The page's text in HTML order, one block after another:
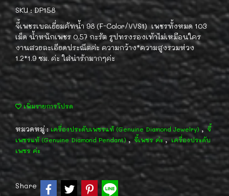
SKU : DP158
จี้เพชรเบลเยี่ยมคัทน้ำ 98 (F-Color/VVS1) เพชรทั้งหมด 103
เม็ด น้ำหนักเพชร 0.57 กะรัต รูปทรงรองเท้าไม่เหมือนใคร
งานสวยละเอียดประณีตค่ะ ความกว้าง*ความสูงรวมห่วง
1.2*1.9 ซม. ค่ะ ใส่น่ารักมากๆค่ะ
เพิ่มรายการโปรด
หมวดหมู่ : เครื่องประดับเพชรแท้ (Genuine Diamond Jewelry) , จี้
เพชรแท้ (Genuine Diamond Pendant) , จี้เพชร ค่ะ , เครื่องประดับ
เพชร ค่ะ
Share